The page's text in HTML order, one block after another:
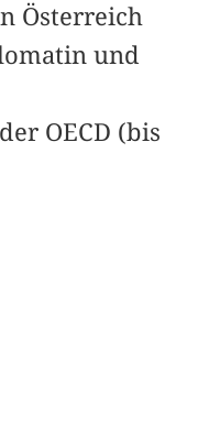
Österreich
und
OECD (bis